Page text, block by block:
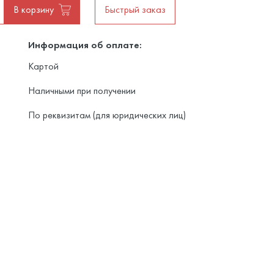
В корзину Быстрый заказ
Информация об оплате:
Картой
Наличными при получении
По реквизитам (для юридических лиц)